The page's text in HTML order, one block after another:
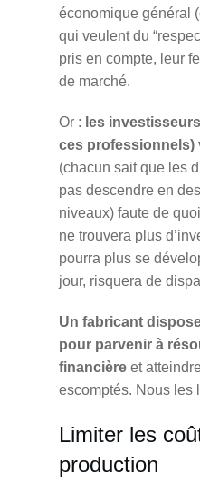
économique général
qui veulent du
pris en compte, leur
de marché.
Or : les
ces professionnels)
(chacun sait que les
pas descendre en
niveaux) faute de
ne trouvera plus
pourra plus se
jour, risquera de
Un fabricant
pour parvenir à
financièreet
escomptés. Nous les
Limiter les
production